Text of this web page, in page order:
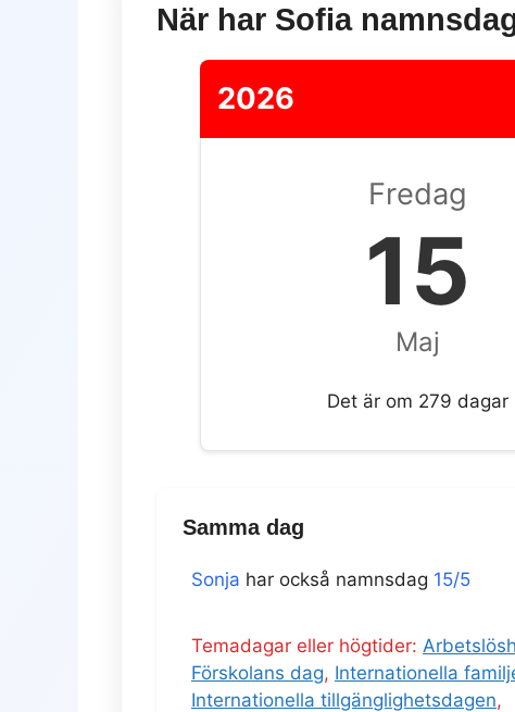
När har Sofia
2026
Fredag
15
Maj
Det är om 279 dagar
Samma dag
Sonja har också namnsdag 15/5
Temadagar eller högtider:
Förskolans dag, Internationella
Internationella tillgänglighetsdagen,